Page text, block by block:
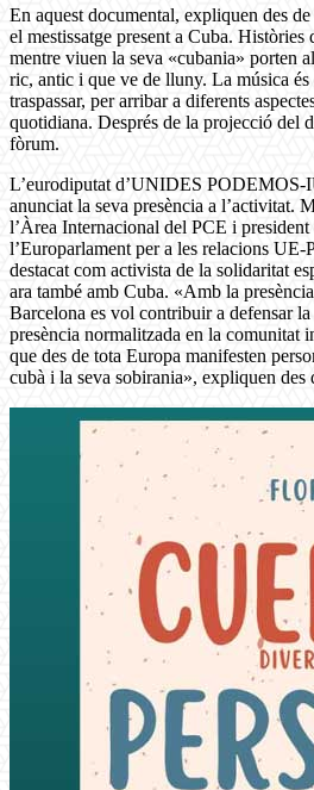
En aquest documental, expliquen des
el mestissatge present a Cuba. Històries
mentre viuen la seva «cubania» porten
ric, antic i que ve de lluny. La música
traspassar, per arribar a diferents
quotidiana. Després de la projecció del
fòrum.
L’eurodiputat d’UNIDES PODEMOS-
anunciat la seva presència a l’activitat.
l’Àrea Internacional del PCE i president
l’Europarlament per a les relacions UE-
destacat com activista de la solidaritat
ara també amb Cuba. «Amb la
Barcelona es vol contribuir a defensar
presència normalitzada en la comunitat
que des de tota Europa manifesten
cubà i la seva sobirania», expliquen